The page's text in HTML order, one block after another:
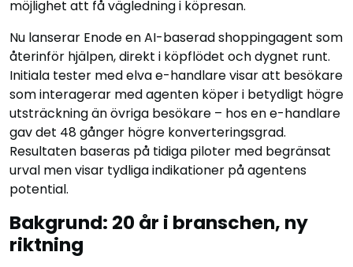
möjlighet att få vägledning i köpresan.
Nu lanserar Enode en AI-baserad shoppingagent som
återinför hjälpen, direkt i köpflödet och dygnet runt.
Initiala tester med elva e-handlare visar att besökare
som interagerar med agenten köper i betydligt högre
utsträckning än övriga besökare – hos en e-handlare
gav det 48 gånger högre konverteringsgrad.
Resultaten baseras på tidiga piloter med begränsat
urval men visar tydliga indikationer på agentens
potential.
Bakgrund: 20 år i branschen, ny
riktning